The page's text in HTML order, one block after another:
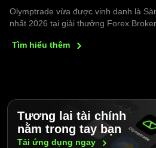
Olymptrade vừa được vinh danh là
nhất 2026 tại giải thưởng Forex
Tìm hiểu thêm
Tương lai tài chính
nằm trong tay bạn
Tải ứng dụng ngay